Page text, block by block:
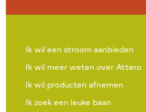
Ik wil een stroom aanbieden
Ik wil meer weten over Attero
Ik wil producten afnemen
Ik zoek een leuke baan